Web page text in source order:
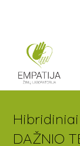
DAŽNIO